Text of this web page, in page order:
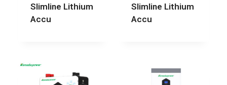
Slimline Lithium
Accu
Slimline Lithium
Accu